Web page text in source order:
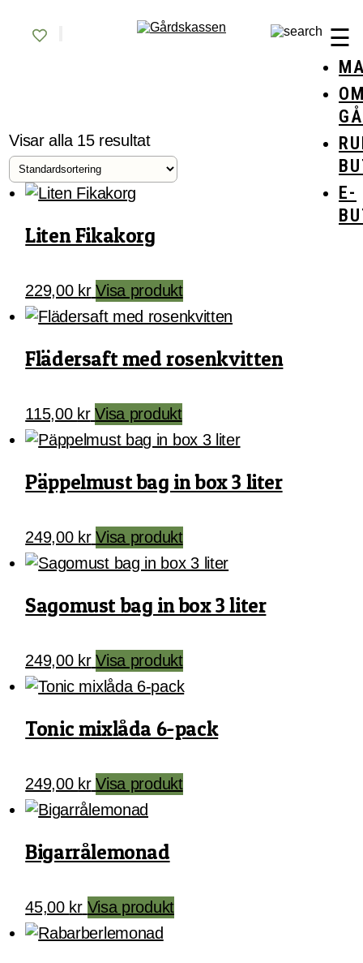
content
☰
E-
Visar alla 15 resultat
Liten Fikakorg
229,00 kr Visa produkt
Flädersaft med rosenkvitten
115,00 kr Visa produkt
Päppelmust bag in box 3 liter
249,00 kr Visa produkt
Sagomust bag in box 3 liter
249,00 kr Visa produkt
Tonic mixlåda 6-pack
249,00 kr Visa produkt
Bigarrålemonad
45,00 kr Visa produkt